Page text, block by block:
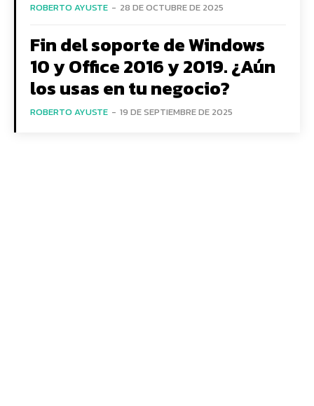
ROBERTO AYUSTE - 28 DE OCTUBRE DE 2025
Fin del soporte de Windows
10 y Office 2016 y 2019. ¿Aún
los usas en tu negocio?
ROBERTO AYUSTE - 19 DE SEPTIEMBRE DE 2025